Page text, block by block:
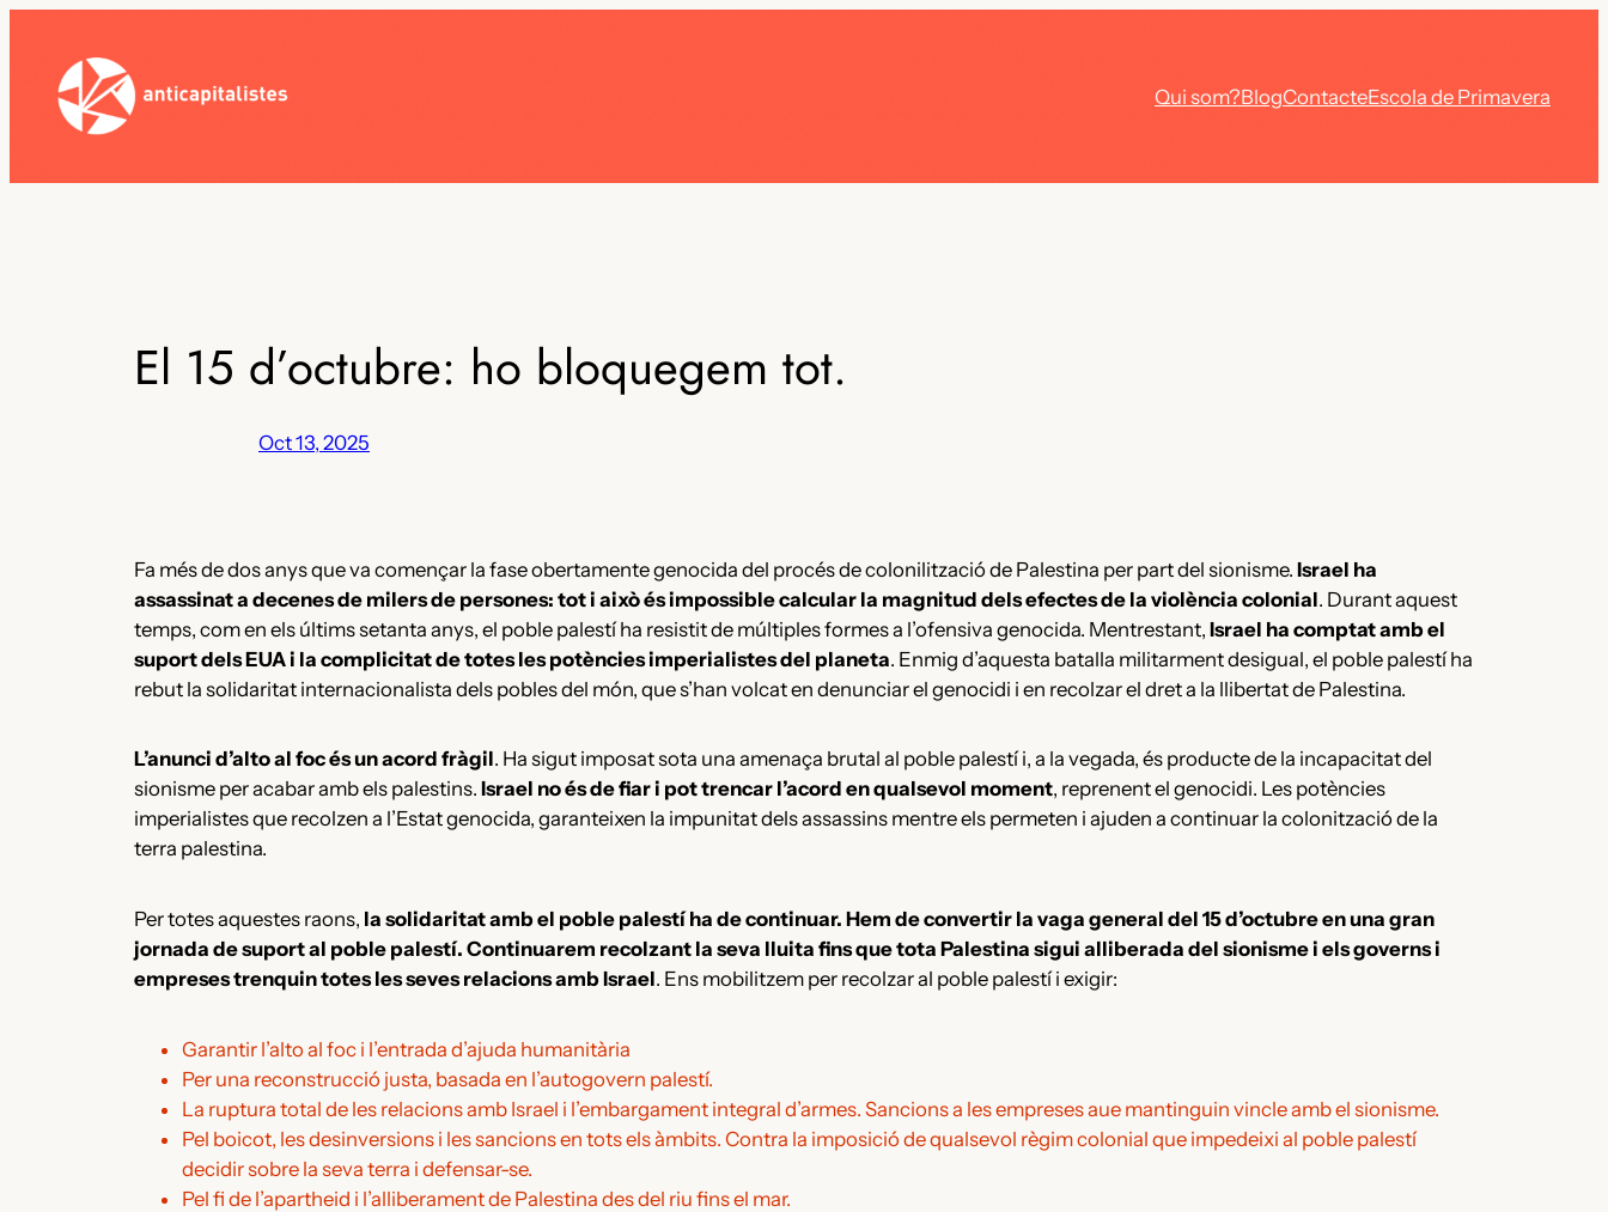
content
Qui som?BlogContacteEscola de Primavera
El 15 d’octubre: ho bloquegem tot.
Oct 13, 2025
Fa més de dos anys que va començar la fase obertamente genocida del procés de colonilització de Palestina per part del sionisme. Israel ha
assassinat a decenes de milers de persones: tot i això és impossible calcular la magnitud dels efectes de la violència colonial. Durant aquest
temps, com en els últims setanta anys, el poble palestí ha resistit de múltiples formes a l’ofensiva genocida. Mentrestant, Israel ha comptat amb el
suport dels EUA i la complicitat de totes les potències imperialistes del planeta. Enmig d’aquesta batalla militarment desigual, el poble palestí ha
rebut la solidaritat internacionalista dels pobles del món, que s’han volcat en denunciar el genocidi i en recolzar el dret a la llibertat de Palestina.
L’anunci d’alto al foc és un acord fràgil. Ha sigut imposat sota una amenaça brutal al poble palestí i, a la vegada, és producte de la incapacitat del
sionisme per acabar amb els palestins. Israel no és de fiar i pot trencar l’acord en qualsevol moment, reprenent el genocidi. Les potències
imperialistes que recolzen a l’Estat genocida, garanteixen la impunitat dels assassins mentre els permeten i ajuden a continuar la colonització de la
terra palestina.
Per totes aquestes raons, la solidaritat amb el poble palestí ha de continuar. Hem de convertir la vaga general del 15 d’octubre en una gran
jornada de suport al poble palestí. Continuarem recolzant la seva lluita fins que tota Palestina sigui alliberada del sionisme i els governs i
empreses trenquin totes les seves relacions amb Israel. Ens mobilitzem per recolzar al poble palestí i exigir:
Garantir l’alto al foc i l’entrada d’ajuda humanitària
Per una reconstrucció justa, basada en l’autogovern palestí.
La ruptura total de les relacions amb Israel i l’embargament integral d’armes. Sancions a les empreses aue mantinguin vincle amb el sionisme.
Pel boicot, les desinversions i les sancions en tots els àmbits. Contra la imposició de qualsevol règim colonial que impedeixi al poble palestí
decidir sobre la seva terra i defensar-se.
Pel fi de l’apartheid i l’alliberament de Palestina des del riu fins el mar.